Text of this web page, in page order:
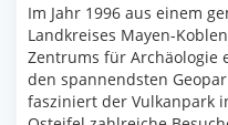
Im Jahr 1996 aus einem
Landkreises Mayen-
Zentrums für Archäologie
den spannendsten
fasziniert der Vulkanpark